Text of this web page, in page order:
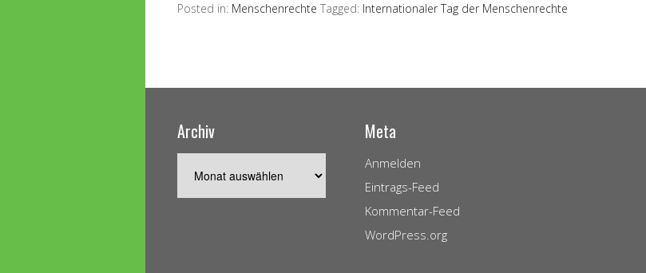
Posted in: Menschenrechte Tagged: Internationaler Tag der Menschenrechte
Archiv Meta
Anmelden
Eintrags-Feed
Kommentar-Feed
WordPress.org